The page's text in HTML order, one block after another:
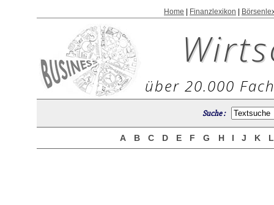
Home Finanzlexikon
über 20.000
Suche :
A B C D E F G H I J K